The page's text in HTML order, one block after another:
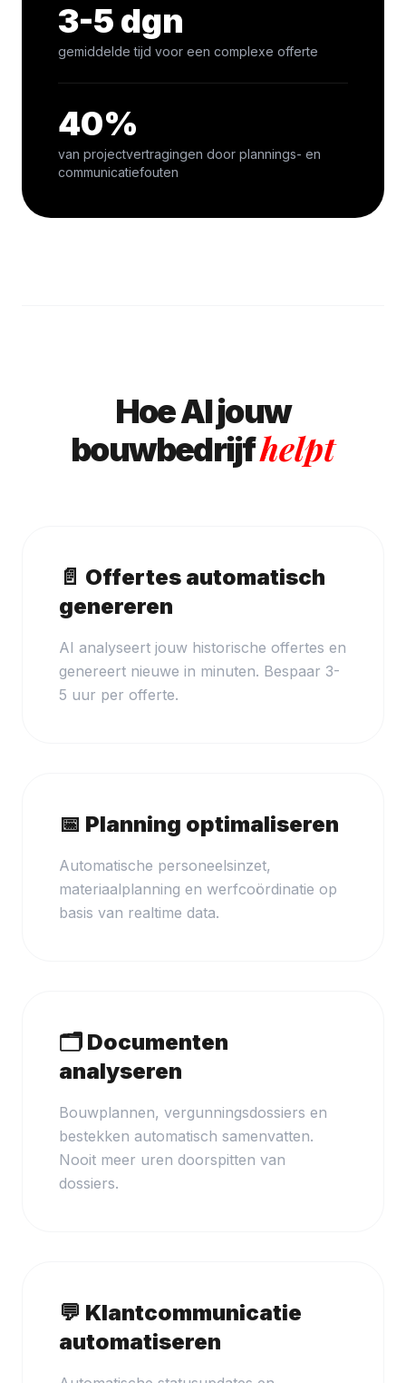
3-5 dgn
gemiddelde tijd voor een complexe offerte
40%
van projectvertragingen door plannings- en
communicatiefouten
Hoe AI jouw
bouwbedrijfhelpt
📄 Offertes automatisch
genereren
AI analyseert jouw historische offertes en
genereert nieuwe in minuten. Bespaar 3-
5 uur per offerte.
📅 Planning optimaliseren
Automatische personeelsinzet,
materiaalplanning en werfcoördinatie op
basis van realtime data.
🗂 Documenten
analyseren
Bouwplannen, vergunningsdossiers en
bestekken automatisch samenvatten.
Nooit meer uren doorspitten van
dossiers.
💬 Klantcommunicatie
automatiseren